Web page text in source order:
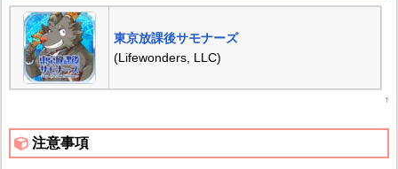
東京放課後サモナーズ
(Lifewonders, LLC)
↑
注意事項